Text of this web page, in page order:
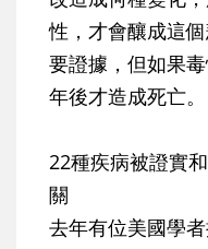
性，才會釀成這
要證據，但如果
年後才造成死亡。
22種疾病被證實
關
去年有位美國學